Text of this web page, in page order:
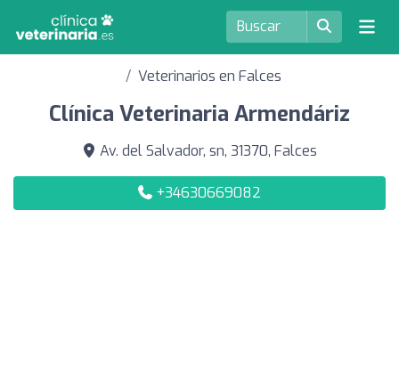
Veterinarios en Falces
Clínica Veterinaria Armendáriz
Av. del Salvador, sn, 31370, Falces
+34630669082